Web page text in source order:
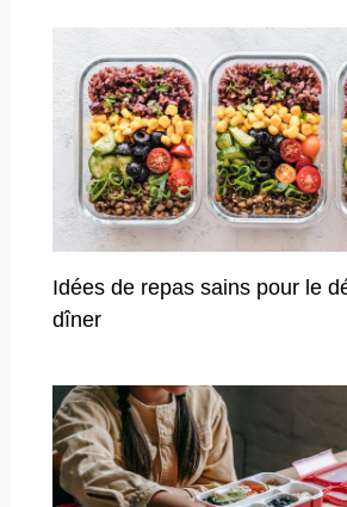
Idées de repas sains pour le
dîner